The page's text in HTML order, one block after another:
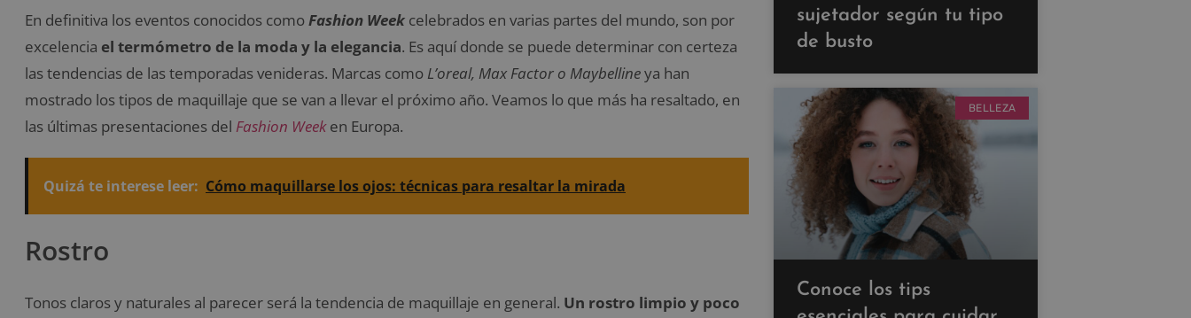
En definitiva los eventos conocidos comoFashion Week celebrados en varias partes del mundo, son por
excelencia el termómetro de la moda y la elegancia. Es aquí donde se puede determinar con certeza
las tendencias de las temporadas venideras. Marcas como L’oreal, Max Factor o Maybellineya han
mostrado los tipos de maquillaje que se van a llevar el próximo año. Veamos lo que más ha resaltado, en
las últimas presentaciones del Fashion Weeken Europa.
Quizá te interese leer: Cómo maquillarse los ojos: técnicas para resaltar la mirada
Rostro
Tonos claros y naturales al parecer será la tendencia de maquillaje en general. Un rostro limpio y poco
sujetador según tu tipo
de busto
BELLEZA
Conoce los tips